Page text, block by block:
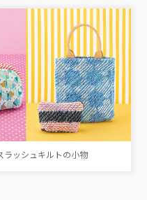
ラッシュキルトの小物